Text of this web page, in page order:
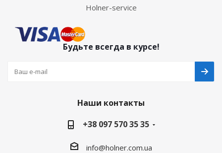
Holner-service
Будьте всегда в курсе!
Наши контакты
+38 097 570 35 35
info@holner.com.ua